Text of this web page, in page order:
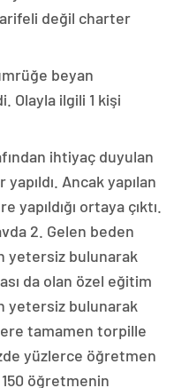
değil charter
beyan
Olayla ilgili 1 kişi
ihtiyaç duyulan
Ancak yapılan
ortaya çıktı.
2. Gelen beden
yetersiz bulunarak
da olan özel eğitim
yetersiz bulunarak
tamamen torpille
yüzlerce öğretmen
öğretmenin